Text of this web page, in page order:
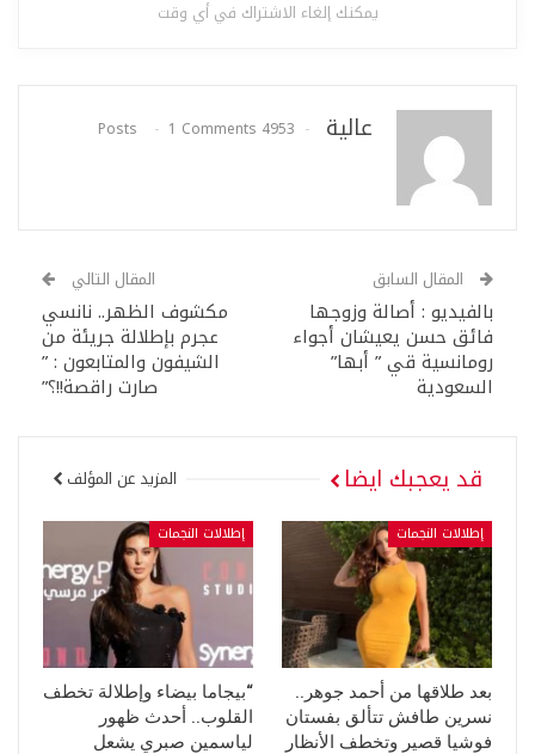
يمكنك إلغاء الاشتراك في أي وقت
عالية 4953 Posts
1 Comments
المقال السابق
بالفيديو : أصالة وزوجها
فائق حسن يعيشان أجواء
رومانسية قي ” أبها”
السعودية
المقال التالي
مكشوف الظهر.. نانسي
عجرم بإطلالة جريئة من
الشيفون والمتابعون : ”
صارت راقصة!!؟”
قد يعجبك ايضا المزيد عن المؤلف
إطلالات النجمات
بعد طلاقها من أحمد جوهر..
نسرين طافش تتألق بفستان
فوشيا قصير وتخطف الأنظار
إطلالات النجمات
“بيجاما بيضاء وإطلالة تخطف
القلوب.. أحدث ظهور
لياسمين صبري يشعل